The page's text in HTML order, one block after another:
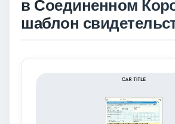
в Соединенном
шаблон